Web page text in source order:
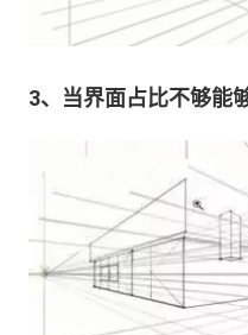
3、当界面占比不够能